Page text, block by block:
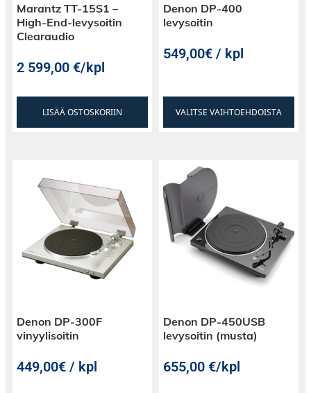
Marantz TT-15S1 –
High-End-levysoitin
Clearaudio
2 599,00€/kpl
LISÄÄ OSTOSKORIIN
Denon DP-400
levysoitin
549,00€ / kpl
VALITSE VAIHTOEHDOISTA
Denon DP-300F
vinyylisoitin
449,00€ / kpl
Denon DP-450USB
levysoitin (musta)
655,00€/kpl